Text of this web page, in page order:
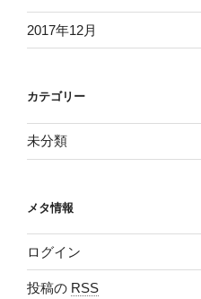
2017年12月
カテゴリー
未分類
メタ情報
ログイン
投稿の RSS